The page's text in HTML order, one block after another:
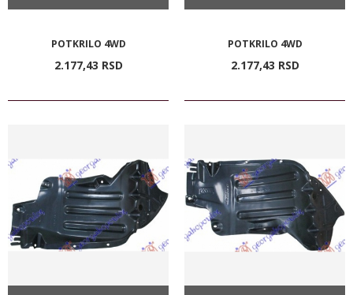
POTKRILO 4WD
2.177,43 RSD
POTKRILO 4WD
2.177,43 RSD